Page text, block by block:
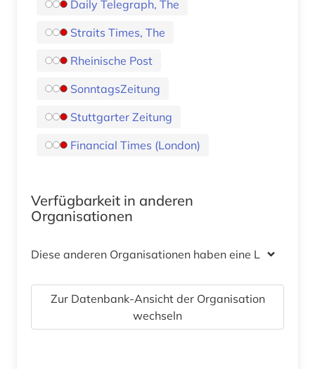
Daily Telegraph, The
Straits Times, The
Rheinische Post
SonntagsZeitung
Stuttgarter Zeitung
Financial Times (London)
Verfügbarkeit in anderen
Organisationen
Diese anderen Organisationen haben eine Lizenz
Zur Datenbank-Ansicht der Organisation
wechseln